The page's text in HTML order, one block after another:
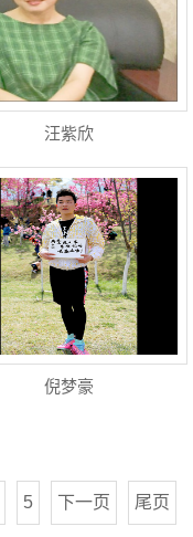
汪紫欣
倪梦豪
5 下一页 尾页